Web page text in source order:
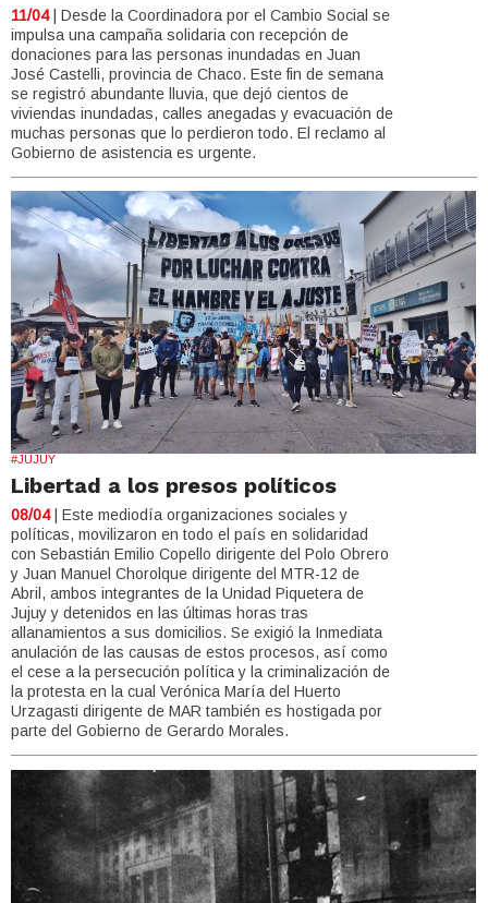
11/04| Desde la Coordinadora por el Cambio Social se
impulsa una campaña solidaria con recepción de
donaciones para las personas inundadas en Juan
José Castelli, provincia de Chaco. Este fin de semana
se registró abundante lluvia, que dejó cientos de
viviendas inundadas, calles anegadas y evacuación de
muchas personas que lo perdieron todo. El reclamo al
Gobierno de asistencia es urgente.
#JUJUY
Libertad a los presos políticos
08/04| Este mediodía organizaciones sociales y
políticas, movilizaron en todo el país en solidaridad
con Sebastián Emilio Copello dirigente del Polo Obrero
y Juan Manuel Chorolque dirigente del MTR-12 de
Abril, ambos integrantes de la Unidad Piquetera de
Jujuy y detenidos en las últimas horas tras
allanamientos a sus domicilios. Se exigió la Inmediata
anulación de las causas de estos procesos, así como
el cese a la persecución política y la criminalización de
la protesta en la cual Verónica María del Huerto
Urzagasti dirigente de MAR también es hostigada por
parte del Gobierno de Gerardo Morales.